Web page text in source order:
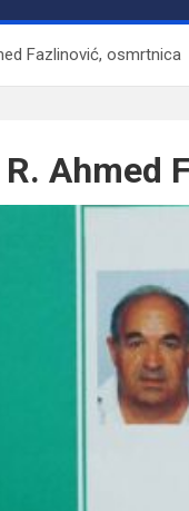
Fazlinović, osmrtnica
R. Ahmed